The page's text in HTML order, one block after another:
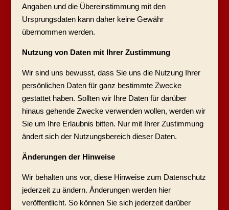
Angaben und die Übereinstimmung mit den
Ursprungsdaten kann daher keine Gewähr
übernommen werden.
Nutzung von Daten mit Ihrer Zustimmung
Wir sind uns bewusst, dass Sie uns die Nutzung Ihrer
persönlichen Daten für ganz bestimmte Zwecke
gestattet haben. Sollten wir Ihre Daten für darüber
hinaus gehende Zwecke verwenden wollen, werden wir
Sie um Ihre Erlaubnis bitten. Nur mit Ihrer Zustimmung
ändert sich der Nutzungsbereich dieser Daten.
Änderungen der Hinweise
Wir behalten uns vor, diese Hinweise zum Datenschutz
jederzeit zu ändern. Änderungen werden hier
veröffentlicht. So können Sie sich jederzeit darüber